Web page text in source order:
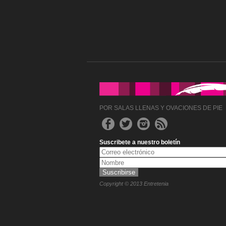
POR SALAS LLENAS Y OVACIONES DE PIE
Suscribete a nuestro boletín
Copyright © 2013 Entretenia